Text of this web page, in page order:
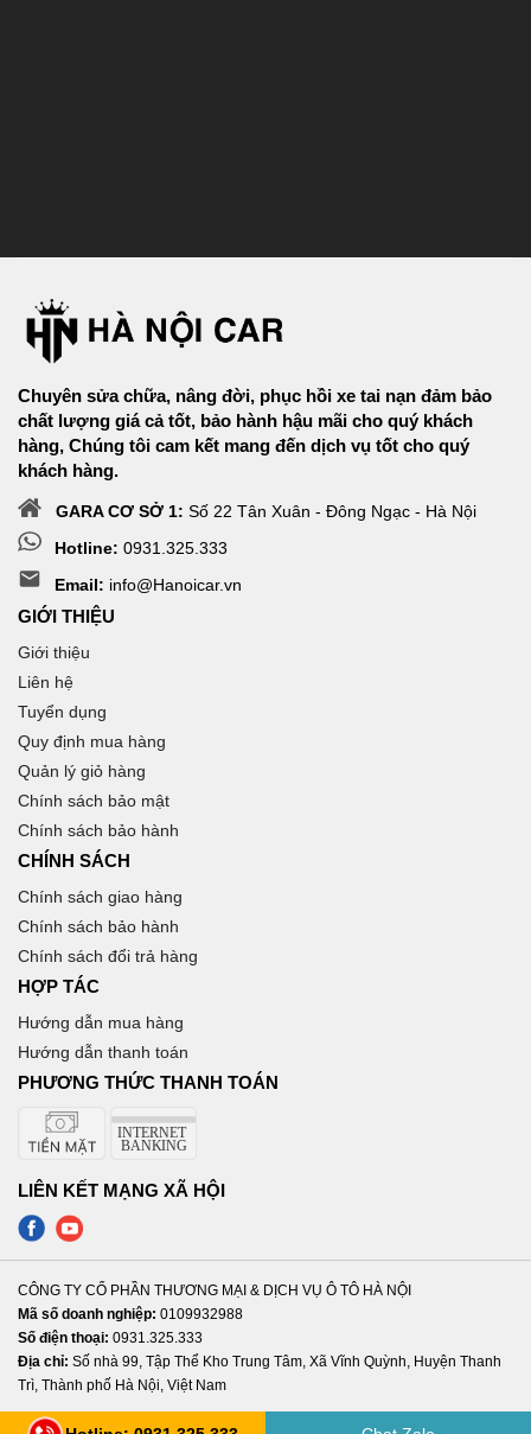
Chuyên sửa chữa, nâng đời, phục hồi xe tai nạn đảm bảo
chất lượng giá cả tốt, bảo hành hậu mãi cho quý khách
hàng, Chúng tôi cam kết mang đến dịch vụ tốt cho quý
khách hàng.
GARA CƠ SỞ 1: Số 22 Tân Xuân - Đông Ngạc - Hà Nội
Hotline: 0931.325.333
Email: info@Hanoicar.vn
GIỚI THIỆU
Giới thiệu
Liên hệ
Tuyển dụng
Quy định mua hàng
Quản lý giỏ hàng
Chính sách bảo mật
Chính sách bảo hành
CHÍNH SÁCH
Chính sách giao hàng
Chính sách bảo hành
Chính sách đổi trả hàng
HỢP TÁC
Hướng dẫn mua hàng
Hướng dẫn thanh toán
PHƯƠNG THỨC THANH TOÁN
LIÊN KẾT MẠNG XÃ HỘI
CÔNG TY CỔ PHẦN THƯƠNG MẠI & DỊCH VỤ Ô TÔ HÀ NỘI
Mã số doanh nghiệp: 0109932988
Số điện thoại: 0931.325.333
Địa chỉ: Số nhà 99, Tập Thể Kho Trung Tâm, Xã Vĩnh Quỳnh, Huyện Thanh
Trì, Thành phố Hà Nội, Việt Nam